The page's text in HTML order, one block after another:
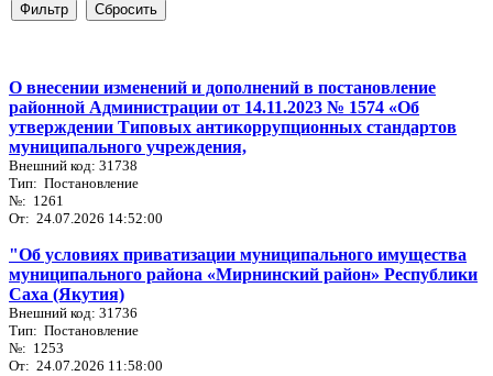
О внесении изменений и дополнений в постановление
районной Администрации от 14.11.2023 № 1574 «Об
утверждении Типовых антикоррупционных стандартов
муниципального учреждения,
Внешний код: 31738
Тип: Постановление
№: 1261
От: 24.07.2026 14:52:00
"Об условиях приватизации муниципального имущества
муниципального района «Мирнинский район» Республики
Саха (Якутия)
Внешний код: 31736
Тип: Постановление
№: 1253
От: 24.07.2026 11:58:00